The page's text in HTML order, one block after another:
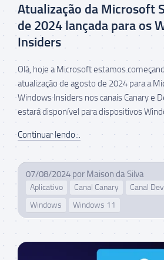
Atualização da Microsoft
de 2024 lançada para os
Insiders
Olá, hoje a Microsoft estamos
atualização de agosto de 2024 para a
Windows Insiders nos canais Canary e
estará disponível para dispositivos
Continuar lendo...
07/08/2024 por Maison da Silva
Aplicativo Canal Canary Canal Dev
Windows
Windows 11